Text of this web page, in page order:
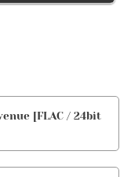
[FLAC / 24bit